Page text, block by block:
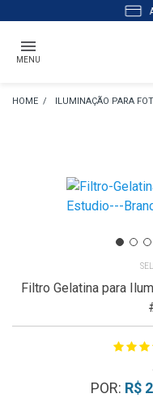
12XE
MENU
ILUMINAÇÃO PARA
Filtro Gelatina para
POR: R$